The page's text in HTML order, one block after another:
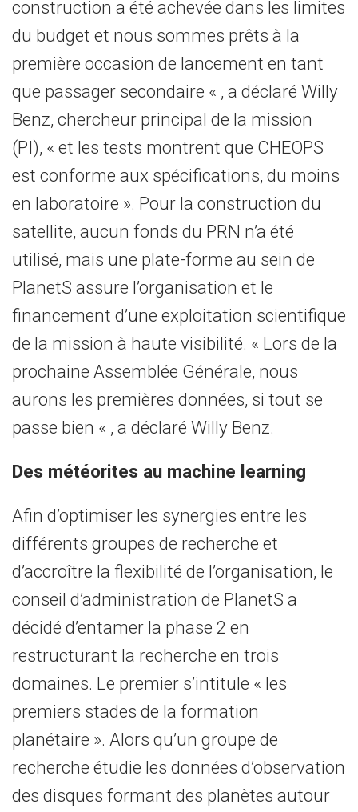
construction a été achevée dans les limites
du budget et nous sommes prêts à la
première occasion de lancement en tant
que passager secondaire « , a déclaré Willy
Benz, chercheur principal de la mission
(PI), « et les tests montrent que CHEOPS
est conforme aux spécifications, du moins
en laboratoire ». Pour la construction du
satellite, aucun fonds du PRN n’a été
utilisé, mais une plate-forme au sein de
PlanetS assure l’organisation et le
financement d’une exploitation scientifique
de la mission à haute visibilité. « Lors de la
prochaine Assemblée Générale, nous
aurons les premières données, si tout se
passe bien « , a déclaré Willy Benz.
Des météorites au machine learning
Afin d’optimiser les synergies entre les
différents groupes de recherche et
d’accroître la flexibilité de l’organisation, le
conseil d’administration de PlanetS a
décidé d’entamer la phase 2 en
restructurant la recherche en trois
domaines. Le premier s’intitule « les
premiers stades de la formation
planétaire ». Alors qu’un groupe de
recherche étudie les données d’observation
des disques formant des planètes autour